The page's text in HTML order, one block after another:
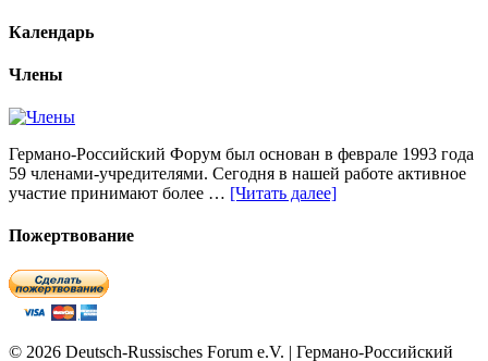
Календарь
Члены
Германо-Российский Форум был основан в феврале 1993 года
59 членами-учредителями. Сегодня в нашей работе активное
участие принимают более … [Читать далее]
Пожертвование
© 2026 Deutsch-Russisches Forum e.V. | Германо-Российский